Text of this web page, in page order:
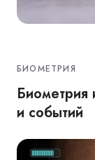
БИОМЕТРИЯ
Биометрия
и событий